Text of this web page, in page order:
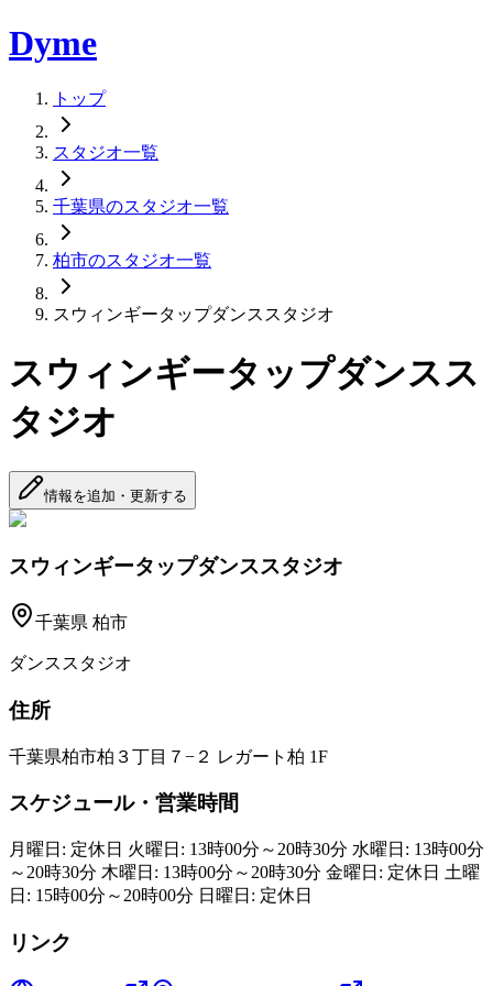
Dyme
トップ
スタジオ一覧
千葉県のスタジオ一覧
柏市のスタジオ一覧
スウィンギータップダンススタジオ
スウィンギータップダンスス
タジオ
情報を追加・更新する
スウィンギータップダンススタジオ
千葉県 柏市
ダンススタジオ
住所
千葉県柏市柏３丁目７−２ レガート柏 1F
スケジュール・営業時間
月曜日: 定休日 火曜日: 13時00分～20時30分 水曜日: 13時00分
～20時30分 木曜日: 13時00分～20時30分 金曜日: 定休日 土曜
日: 15時00分～20時00分 日曜日: 定休日
リンク